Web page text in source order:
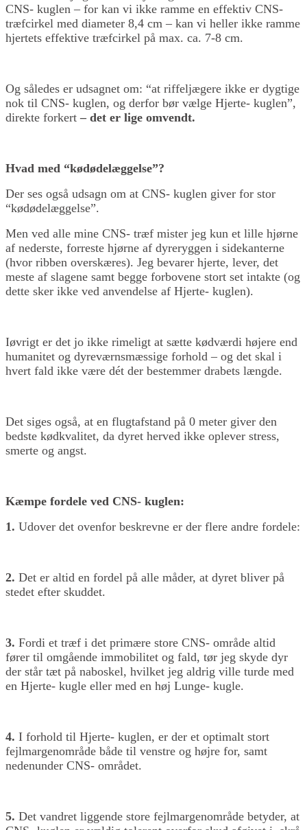
CNS- kuglen – for kan vi ikke ramme en effektiv CNS-
træfcirkel med diameter 8,4 cm – kan vi heller ikke ramme
hjertets effektive træfcirkel på max. ca. 7-8 cm.
Og således er udsagnet om: “at riffeljægere ikke er dygtige
nok til CNS- kuglen, og derfor bør vælge Hjerte- kuglen”,
direkte forkert– det er lige omvendt.
Hvad med “kødødelæggelse”?
Der ses også udsagn om at CNS- kuglen giver for stor
“kødødelæggelse”.
Men ved alle mine CNS- træf mister jeg kun et lille hjørne
af nederste, forreste hjørne af dyreryggen i sidekanterne
(hvor ribben overskæres). Jeg bevarer hjerte, lever, det
meste af slagene samt begge forbovene stort set intakte (og
dette sker ikke ved anvendelse af Hjerte- kuglen).
Iøvrigt er det jo ikke rimeligt at sætte kødværdi højere end
humanitet og dyreværnsmæssige forhold – og det skal i
hvert fald ikke være dét der bestemmer drabets længde.
Det siges også, at en flugtafstand på 0 meter giver den
bedste kødkvalitet, da dyret herved ikke oplever stress,
smerte og angst.
Kæmpe fordele ved CNS- kuglen:
1. Udover det ovenfor beskrevne er der flere andre fordele:
2. Det er altid en fordel på alle måder, at dyret bliver på
stedet efter skuddet.
3. Fordi et træf i det primære store CNS- område altid
fører til omgående immobilitet og fald, tør jeg skyde dyr
der står tæt på naboskel, hvilket jeg aldrig ville turde med
en Hjerte- kugle eller med en høj Lunge- kugle.
4. I forhold til Hjerte- kuglen, er der et optimalt stort
fejlmargenområde både til venstre og højre for, samt
nedenunder CNS- området.
5. Det vandret liggende store fejlmargenområde betyder, at